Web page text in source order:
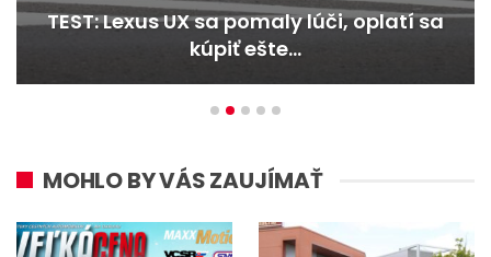
TEST: Dacia Duster hybrid-G 150 4×4 –
Trojitý útok
MOHLO BY VÁS ZAUJÍMAŤ